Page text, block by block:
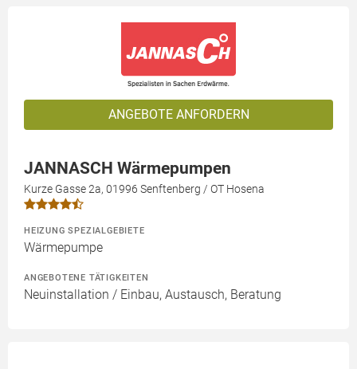
ANGEBOTE ANFORDERN
JANNASCH Wärmepumpen
Kurze Gasse 2a, 01996 Senftenberg / OT Hosena
HEIZUNG SPEZIALGEBIETE
Wärmepumpe
ANGEBOTENE TÄTIGKEITEN
Neuinstallation / Einbau, Austausch, Beratung